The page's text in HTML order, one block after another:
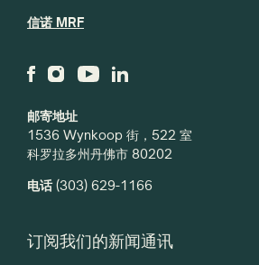
邮寄地址
1536 Wynkoop 街，522 室
科罗拉多州丹佛市 80202
电话(303) 629-1166
信诺 MRF
订阅我们的新闻通讯